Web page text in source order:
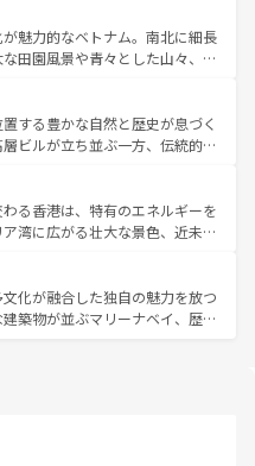
ツなど、バラエティ豊かな料理
、新着の台湾情報は コンテンツ一覧を参
季折々の自然美を楽しむことが
焼肉、絶品のストリートフード
が待っている。夜には、韓国な
国の多彩な魅力を心ゆくまで味
てほしい。 なお、新着の韓国情報はコンテンツ一
魅力的なベトナム。南北に細長
田園風景や青々とした山々、世
づく。ハノイの古い町並みやホ
時代の建物も、独特の雰囲気を
ラエティの豊かさとおいしさで
、ベトナムコーヒーなどは、ぜ
地域を訪れてもあたたかい人々
で、きっと忘れられない旅にな
する豊かな自然と歴史が息づく
ビルが立ち並ぶ一方、伝統的な
部ではチェンマイなどの山岳地
ではプーケットやクラビの美し
楽しむことができる。タイ料理
で、どの季節にも異なる楽しみ
いタイの人々、仏教を中心とし
資源が、訪れる旅人を魅了し続
る香港は、特有のエネルギーを
湾に広がる壮大な景色、近未来
るはず。観光スポットが密集し
を回れるのも魅力。息をのむよ
まで、香港を存分に楽しみ尽く
化が融合した独自の魅力を放つ
築物が並ぶマリーナベイ、歴史
情を楽しめる外せないスポット